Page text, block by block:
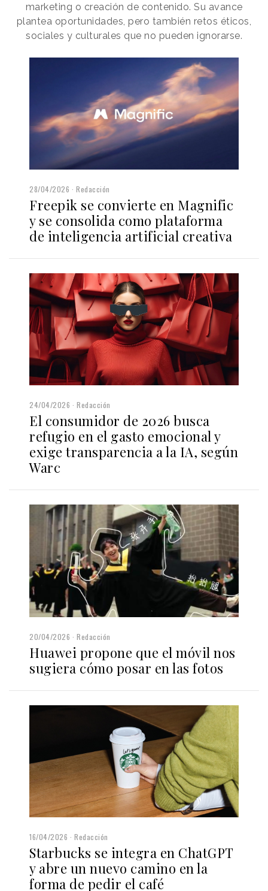
marketing o creación de contenido. Su avance
plantea oportunidades, pero también retos éticos,
sociales y culturales que no pueden ignorarse.
28/04/2026 Redacción
Freepik se convierte en Magnific
y se consolida como plataforma
de inteligencia artificial creativa
24/04/2026 Redacción
El consumidor de 2026 busca
refugio en el gasto emocional y
exige transparencia a la IA, según
Warc
20/04/2026 Redacción
Huawei propone que el móvil nos
sugiera cómo posar en las fotos
16/04/2026 Redacción
Starbucks se integra en ChatGPT
y abre un nuevo camino en la
forma de pedir el café